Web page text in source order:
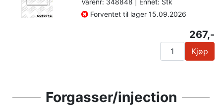
Forventet til lager 15.09.2026
267,-
Kjøp
Forgasser/injection